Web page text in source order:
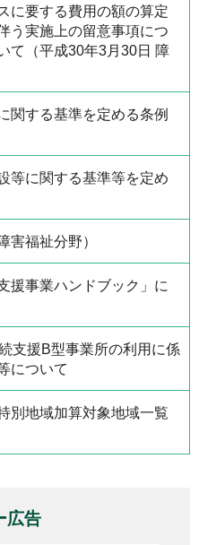
に要する費用の額の算定
う実施上の留意事項につ
て（平成30年3月30日 障
関する基準を定める条例
等に関する基準等を定め
害福祉分野）
援事業ハンドブック」に
支援B型事業所の利用に係
について
別地域加算対象地域一覧
広告